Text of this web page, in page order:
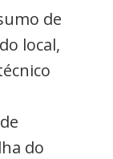
de
local,
do